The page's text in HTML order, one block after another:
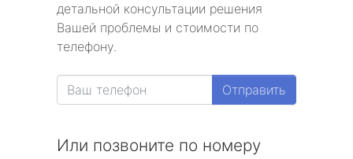
детальной консультации решения
Вашей проблемы и стоимости по
телефону.
Отправить
Или позвоните по номеру